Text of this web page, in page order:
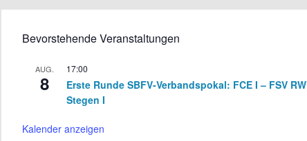
Bevorstehende Veranstaltungen
AUG.
8
17:00
Erste Runde SBFV-Verbandspokal: FCE I – FSV RW
Stegen I
Kalender anzeigen